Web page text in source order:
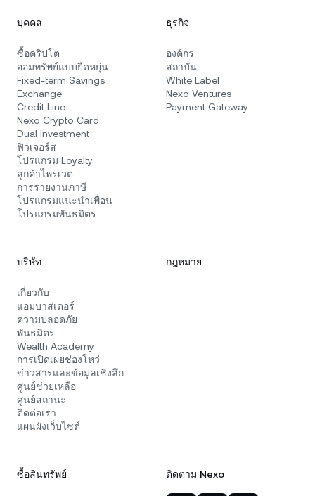
บุคคล
ซื้อคริปโต
ออมทรัพย์แบบยืดหยุ่น
Fixed-term Savings
Exchange
Credit Line
Nexo Crypto Card
Dual Investment
ฟิวเจอร์ส
โปรแกรม Loyalty
ลูกค้าไพรเวต
การรายงานภาษี
โปรแกรมแนะนำเพื่อน
โปรแกรมพันธมิตร
ธุรกิจ
องค์กร
สถาบัน
White Label
Nexo Ventures
Payment Gateway
บริษัท
เกี่ยวกับ
แอมบาสเดอร์
ความปลอดภัย
พันธมิตร
Wealth Academy
การเปิดเผยช่องโหว่
ข่าวสารและข้อมูลเชิงลึก
ศูนย์ช่วยเหลือ
ศูนย์สถานะ
ติดต่อเรา
แผนผังเว็บไซต์
กฎหมาย
ซื้อสินทรัพย์ ติดตาม Nexo